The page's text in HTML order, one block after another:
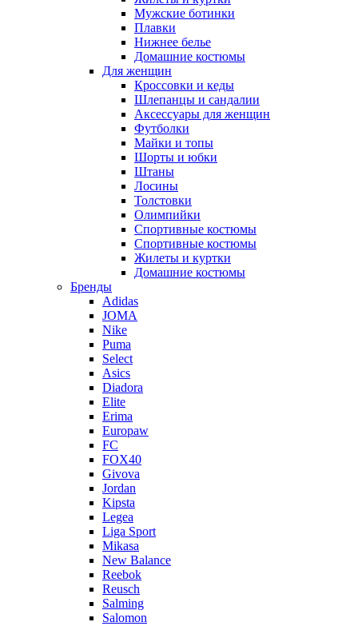
Мужские ботинки
Плавки
Нижнее белье
Домашние костюмы
Для женщин
Кроссовки и кеды
Шлепанцы и сандалии
Аксессуары для женщин
Футболки
Майки и топы
Шорты и юбки
Штаны
Лосины
Толстовки
Олимпийки
Спортивные костюмы
Спортивные костюмы
Жилеты и куртки
Домашние костюмы
Бренды
Adidas
JOMA
Nike
Puma
Select
Asics
Diadora
Elite
Erima
Europaw
FC
FOX40
Givova
Jordan
Kipsta
Legea
Liga Sport
Mikasa
New Balance
Reebok
Reusch
Salming
Salomon